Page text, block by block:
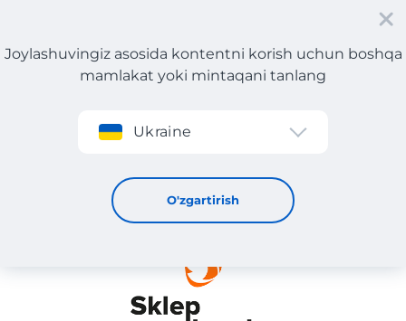
Roʻyxatdan oʻtish
Joylashuvingiz asosida kontentni korish uchun boshqa
mamlakat yoki mintaqani tanlang
Ukraine
O'zgartirish
Sklep Wedkarski